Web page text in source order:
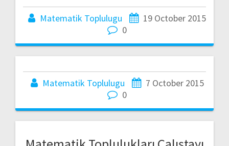
Matematik Toplulugu
19 October 2015
0
Matematik Toplulugu
7 October 2015
0